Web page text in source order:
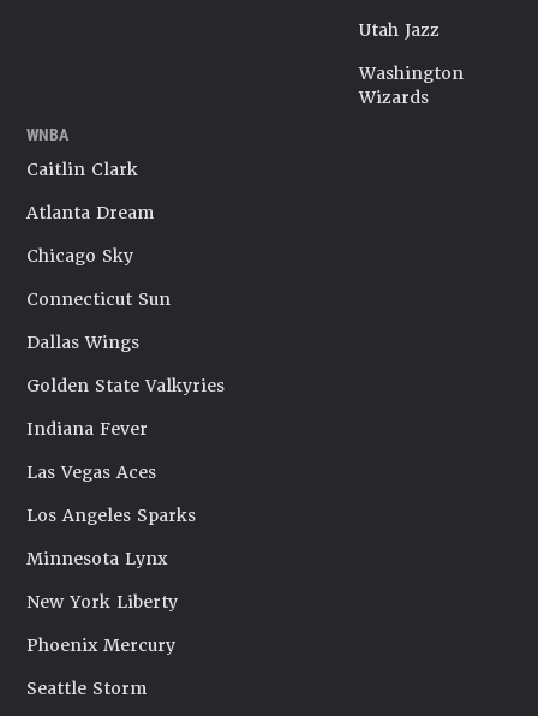
Utah Jazz
Washington
Wizards
WNBA
Caitlin Clark
Atlanta Dream
Chicago Sky
Connecticut Sun
Dallas Wings
Golden State Valkyries
Indiana Fever
Las Vegas Aces
Los Angeles Sparks
Minnesota Lynx
New York Liberty
Phoenix Mercury
Seattle Storm